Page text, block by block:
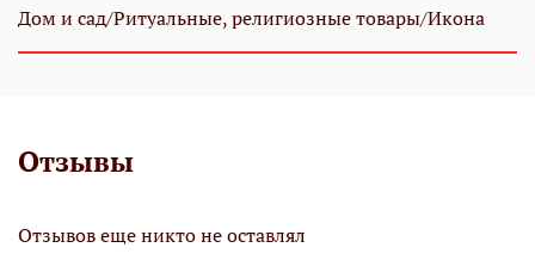
Дом и сад/Ритуальные, религиозные товары/Икона
Отзывы
Отзывов еще никто не оставлял